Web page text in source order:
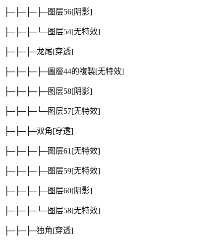
├─├─├─├─图层56[阴影]
├─├─├─└─图层54[无特效]
├─├─├─龙尾[穿透]
├─├─├─├─圖層44的複製[无特效]
├─├─├─├─图层58[阴影]
├─├─├─└─图层57[无特效]
├─├─├─双角 [穿透]
├─├─├─├─图层61[无特效]
├─├─├─├─图层59[无特效]
├─├─├─├─图层60[阴影]
├─├─├─└─图层58[无特效]
├─├─├─独角 [穿透]